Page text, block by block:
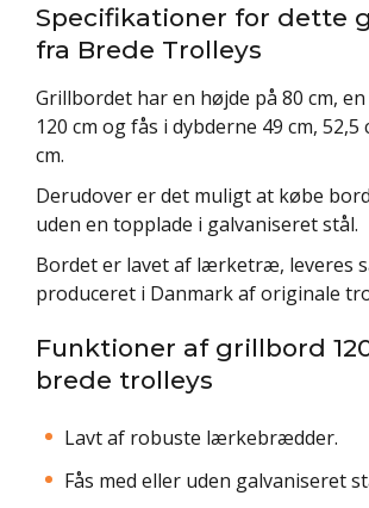
Specifikationer for dette
fra Brede Trolleys
Grillbordet har en højde på 80 cm,
120 cm og fås i dybderne 49 cm, 52,5
cm.
Derudover er det muligt at købe
uden en topplade i galvaniseret stål.
Bordet er lavet af lærketræ, leveres
produceret i Danmark af originale
Funktioner af grillbord
brede trolleys
Lavt af robuste lærkebrædder.
Fås med eller uden galvaniseret